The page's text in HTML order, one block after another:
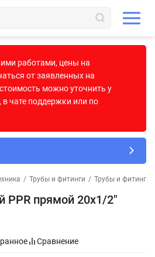
работами, цены на
от заявленных на
можно уточнить у
чате поддержки или по
/ Трубы и фитинги / Трубы и фитинги
PPR прямой 20х1/2"
Сравнение